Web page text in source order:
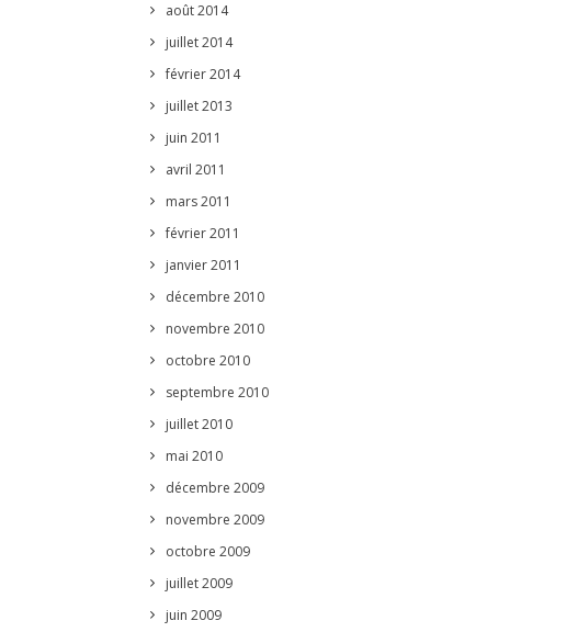
août 2014
juillet 2014
février 2014
juillet 2013
juin 2011
avril 2011
mars 2011
février 2011
janvier 2011
décembre 2010
novembre 2010
octobre 2010
septembre 2010
juillet 2010
mai 2010
décembre 2009
novembre 2009
octobre 2009
juillet 2009
juin 2009